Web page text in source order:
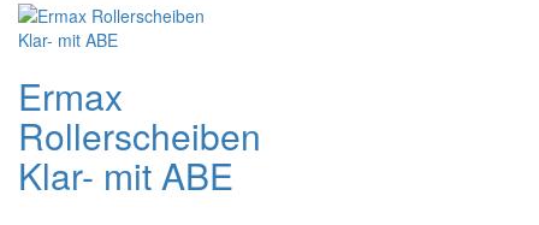
Ermax
Rollerscheiben
Klar- mit ABE